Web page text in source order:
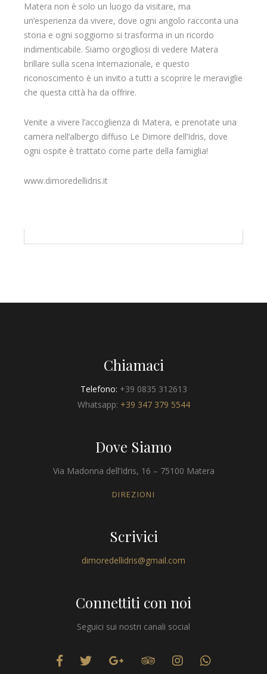
Matera non è solo un luogo da visitare, ma
un’esperienza da vivere, dove ogni angolo racconta una
storia e ogni soggiorno si trasforma in un ricordo
indimenticabile. Siamo orgogliosi di vedere Matera
brillare sulla scena internazionale, e questo
riconoscimento è un invito a tutti a scoprire le meraviglie
che questa città ha da offrire.
Venite a vivere l’accoglienza di Matera, e prenotate una
camera nell’albergo diffuso Le Dimore dell’Idris, dove
ogni ospite è trattato come parte della famiglia!
www.dimoredellidris.it
Chiamaci
Telefono: +39 0835 312613
Whatsapp: +39 347 379 5544
Dove Siamo
Via Madonna dell’Idris, 16 – 75100 Matera
DIREZIONI
Scrivici
dimoredellidris@gmail.com
Connettiti con noi
Seguici sui nostri canali social